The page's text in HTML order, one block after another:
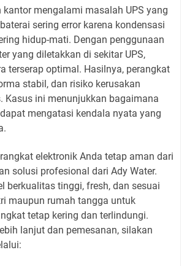
kantor mengalami masalah UPS yang
sering error karena kondensasi
hidup-mati. Dengan penggunaan
yang diletakkan di sekitar UPS,
terserap optimal. Hasilnya, perangkat
stabil, dan risiko kerusakan
Kasus ini menunjukkan bagaimana
mengatasi kendala nyata yang
elektronik Anda tetap aman dari
solusi profesional dari Ady Water.
berkualitas tinggi, fresh, dan sesuai
maupun rumah tangga untuk
tetap kering dan terlindungi.
lanjut dan pemesanan, silakan